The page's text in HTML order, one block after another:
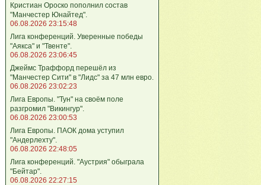
Кристиан Ороско пополнил состав
"Манчестер Юнайтед".
06.08.2026 23:15:48
Лига кoнференций. Уверенные победы
"Аякса" и "Твенте".
06.08.2026 23:06:45
Джеймс Траффорд перешёл из
"Манчестер Сити" в "Лидс" за 47 млн евро.
06.08.2026 23:02:23
Лига Европы. "Тун" на своём поле
разгромил "Викингур".
06.08.2026 23:00:53
Лига Европы. ПАОК дома уступил
"Андерлехту".
06.08.2026 22:48:05
Лига конференций. "Аустрия" обыграла
"Бейтар".
06.08.2026 22:27:15